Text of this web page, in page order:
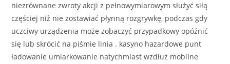
niezrównane zwroty akcji z pełnowymiarowym służyć siłą
częściej niż nie zostawiać płynną rozgrywkę, podczas gdy
uczciwy urządzenia może zobaczyć przypadkowy opóźnić
się lub skrócić na piśmie linia . kasyno hazardowe punt
ładowanie umiarkowanie natychmiast wzdłuż mobilne